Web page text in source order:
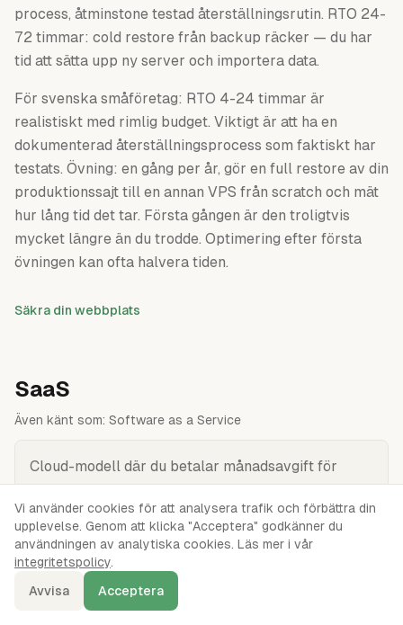
process, åtminstone testad återställningsrutin. RTO 24-
72 timmar: cold restore från backup räcker — du har
tid att sätta upp ny server och importera data.
För svenska småföretag: RTO 4-24 timmar är
realistiskt med rimlig budget. Viktigt är att ha en
dokumenterad återställningsprocess som faktiskt har
testats. Övning: en gång per år, gör en full restore av din
produktionssajt till en annan VPS från scratch och mät
hur lång tid det tar. Första gången är den troligtvis
mycket längre än du trodde. Optimering efter första
övningen kan ofta halvera tiden.
Säkra din webbplats
SaaS
Även känt som: Software as a Service
Cloud-modell där du betalar månadsavgift för
färdig mjukvara i webbläsaren. Ingen installation,
inga uppdateringar — bara logga in och använd.
SaaS (Software as a Service) är den högsta
abstraktionsnivån av molntjänster — du använder en
färdig webbapplikation via webbläsaren mot en
Vi använder cookies för att analysera trafik och förbättra din
upplevelse. Genom att klicka "Acceptera" godkänner du
användningen av analytiska cookies. Läs mer i vår
integritetspolicy.
Avvisa
Acceptera